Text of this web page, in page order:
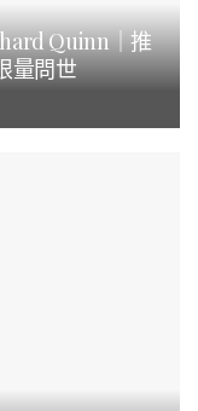
Quinn｜推
量問世